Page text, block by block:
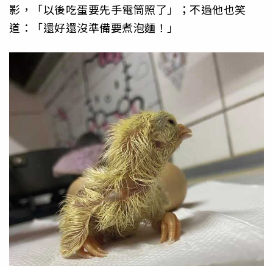
影，「以後吃蛋要先手電筒照了」；不過他也笑
道：「還好還沒準備要煮泡麵！」